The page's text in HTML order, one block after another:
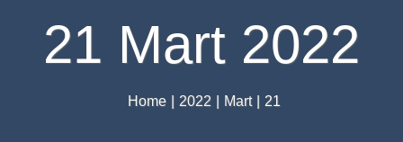
21 Mart 2022
Home | 2022 | Mart | 21